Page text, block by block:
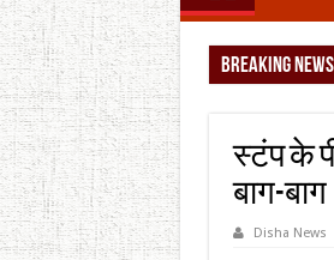
Breaking News
स्टंप के
बाग-बाग
Disha News